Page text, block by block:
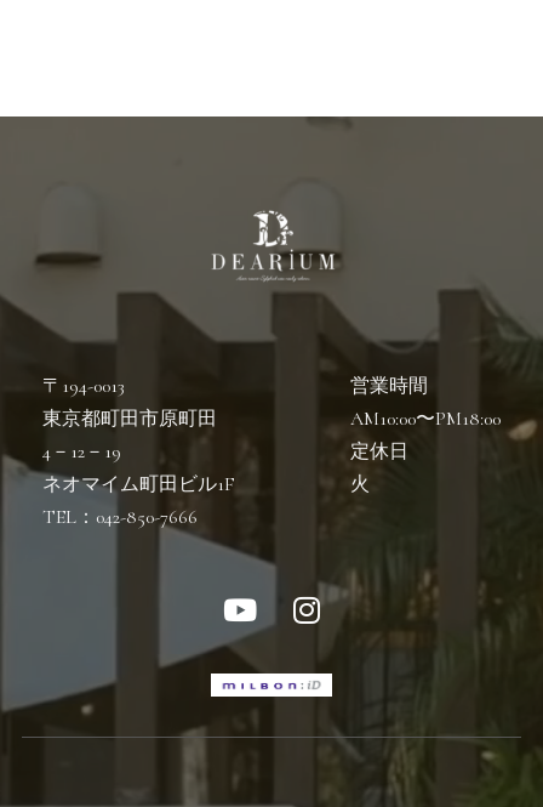
〒194-0013
東京都町田市原町田
4－12－19
ネオマイム町田ビル1F
TEL：042-850-7666
営業時間
AM10:00〜PM18:00
定休日
火